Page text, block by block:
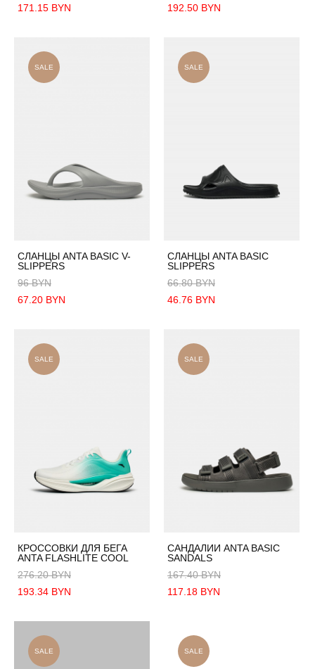
171.15 BYN 192.50 BYN
SALE
СЛАНЦЫ ANTA BASIC V-
SLIPPERS
96 BYN
67.20 BYN
SALE
СЛАНЦЫ ANTA BASIC
SLIPPERS
66.80 BYN
46.76 BYN
SALE
КРОССОВКИ ДЛЯ БЕГА
ANTA FLASHLITE COOL
276.20 BYN
193.34 BYN
SALE
САНДАЛИИ ANTA BASIC
SANDALS
167.40 BYN
117.18 BYN
SALE SALE